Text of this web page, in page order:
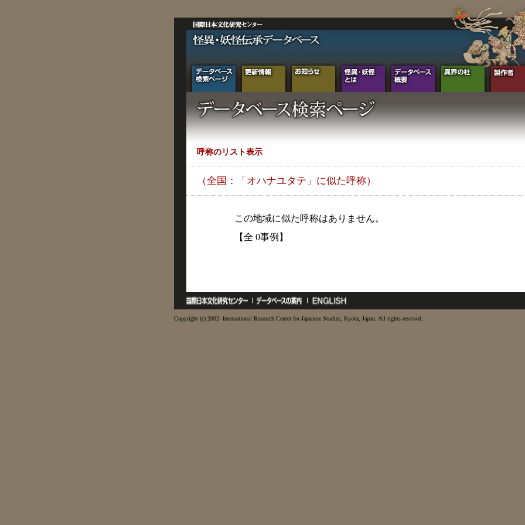
呼称のリスト表示
（全国：「オハナユタテ」に似た呼称）
この地域に似た呼称はありません。
【全 0事例】
Copyright (c) 2002- International Research Center for Japanese Studies, Kyoto, Japan. All rights reserved.